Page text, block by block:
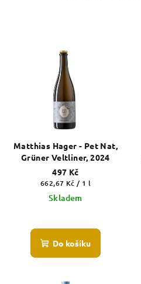
Matthias Hager - Pet Nat,
Grüner Veltliner, 2024
497 Kč
Měrná
cena:
662,67 Kč / 1 l
Skladem
Do košíku